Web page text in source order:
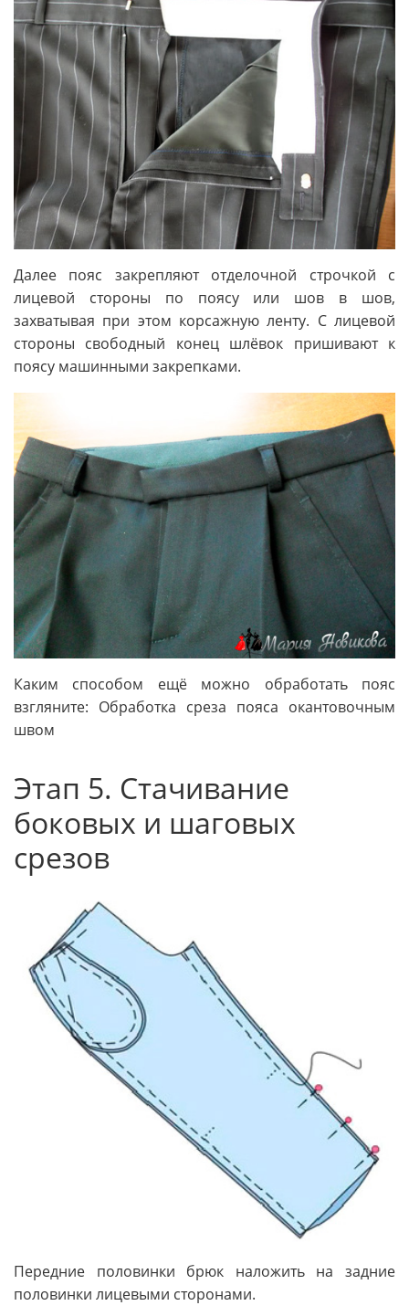
Далее пояс закрепляют отделочной строчкой с
лицевой стороны по поясу или шов в шов,
захватывая при этом корсажную ленту. С лицевой
стороны свободный конец шлёвок пришивают к
поясу машинными закрепками.
Каким способом ещё можно обработать пояс
взгляните: Обработка среза пояса окантовочным
швом
Этап 5. Стачивание
боковых и шаговых
срезов
Передние половинки брюк наложить на задние
половинки лицевыми сторонами.